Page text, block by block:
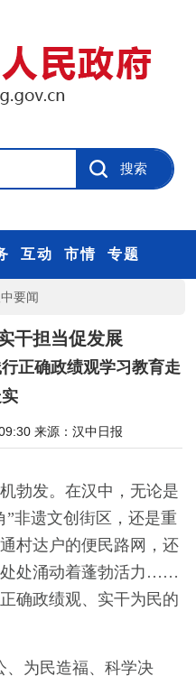
互动 市情 专题
要闻
干担当促发展
正确政绩观学习教育走
来源： 汉中日报
勃发。在汉中，无论是
非遗文创街区，还是重
村达户的便民路网，还
处处涌动着蓬勃活力……
确政绩观、实干为民的
、为民造福、科学决